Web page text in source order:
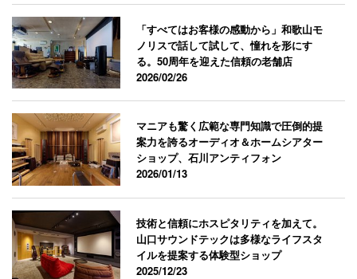
「すべてはお客様の感動から」和歌山モ
ノリスで話して試して、憧れを形にす
る。50周年を迎えた信頼の老舗店
2026/02/26
マニアも驚く広範な専門知識で圧倒的提
案力を誇るオーディオ＆ホームシアター
ショップ、石川アンティフォン
2026/01/13
技術と信頼にホスピタリティを加えて。
山口サウンドテックは多様なライフスタ
イルを提案する体験型ショップ
2025/12/23